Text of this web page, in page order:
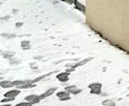
Produits > Pergolas >
Produits > Carports >
Produits > Carports >
Produits > Porche
Produits > Cuisine
Produits > Habillages
Produits > Habillages